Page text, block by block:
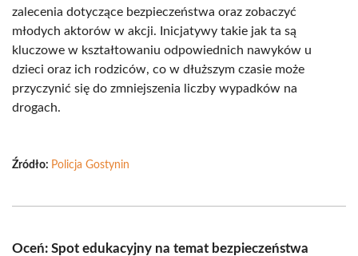
zalecenia dotyczące bezpieczeństwa oraz zobaczyć
młodych aktorów w akcji. Inicjatywy takie jak ta są
kluczowe w kształtowaniu odpowiednich nawyków u
dzieci oraz ich rodziców, co w dłuższym czasie może
przyczynić się do zmniejszenia liczby wypadków na
drogach.
Źródło: Policja Gostynin
Oceń: Spot edukacyjny na temat bezpieczeństwa